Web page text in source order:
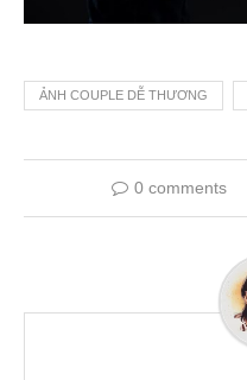
ẢNH COUPLE DỄ THƯƠNG
0 comments